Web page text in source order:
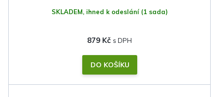
SKLADEM, ihned k odeslání (1 sada)
879 Kč
DO KOŠÍKU